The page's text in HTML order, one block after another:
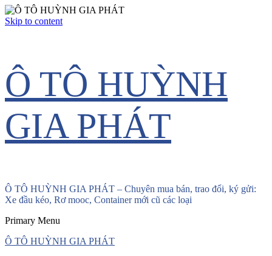
Skip to content
Ô TÔ HUỲNH
GIA PHÁT
Ô TÔ HUỲNH GIA PHÁT – Chuyên mua bán, trao đổi, ký gửi:
Xe đầu kéo, Rơ mooc, Container mới cũ các loại
Primary Menu
Ô TÔ HUỲNH GIA PHÁT